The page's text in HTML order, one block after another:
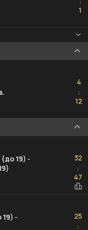
1
1
4
:12
12
19) -
32
:47
47
19) -
25
:39